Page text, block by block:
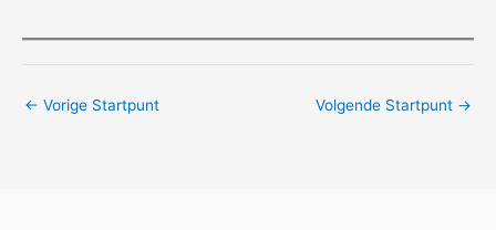
← Vorige Startpunt Volgende Startpunt →